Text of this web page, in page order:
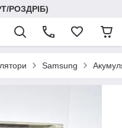
РОЗДРІБ)
Samsung